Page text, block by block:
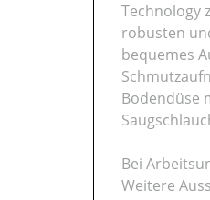
Technology
robusten
bequemes
Bodendüse
Bei
Weitere